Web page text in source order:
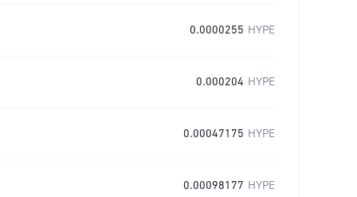
0.0000255 HYPE
0.000204 HYPE
0.00047175 HYPE
0.00098177 HYPE